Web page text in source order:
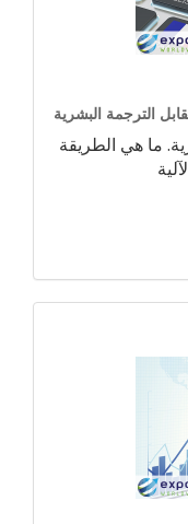
ما هي الطريقة